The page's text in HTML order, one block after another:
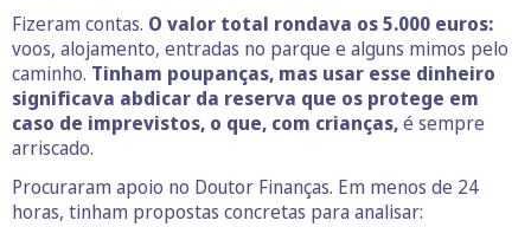
Fizeram contas. O valor total rondava os 5.000 euros:
voos, alojamento, entradas no parque e alguns mimos pelo
caminho. Tinham poupanças, mas usar esse dinheiro
significava abdicar da reserva que os protege em
caso de imprevistos, o que, com crianças,é sempre
arriscado.
Procuraram apoio no Doutor Finanças. Em menos de 24
horas, tinham propostas concretas para analisar: